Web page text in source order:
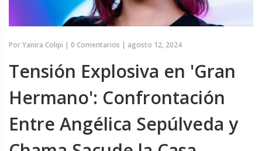
PorYanira Colipi | 0 Comentarios | agosto 12, 2024
Tensión Explosiva en 'Gran
Hermano': Confrontación
Entre Angélica Sepúlveda y